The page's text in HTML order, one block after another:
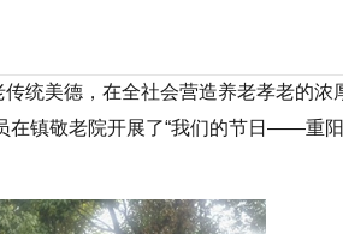
统美德，在全社会营造养老孝老的浓
在镇敬老院开展了“我们的节日——重阳